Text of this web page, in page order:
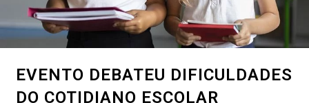
EVENTO DEBATEU DIFICULDADES
DO COTIDIANO ESCOLAR